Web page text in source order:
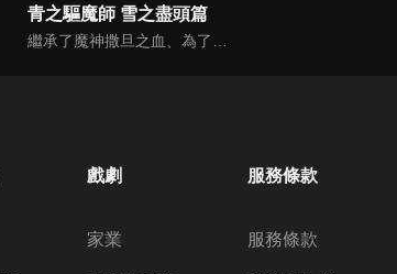
青之驅魔師 雪之盡頭篇
戲劇
家業
服務條款
服務條款